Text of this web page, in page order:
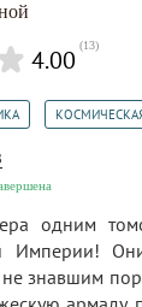
4.00 (13)
одним
Империи!
знавшим